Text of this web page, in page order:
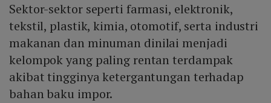
Sektor-sektor seperti farmasi, elektronik,
tekstil, plastik, kimia, otomotif, serta industri
makanan dan minuman dinilai menjadi
kelompok yang paling rentan terdampak
akibat tingginya ketergantungan terhadap
bahan baku impor.